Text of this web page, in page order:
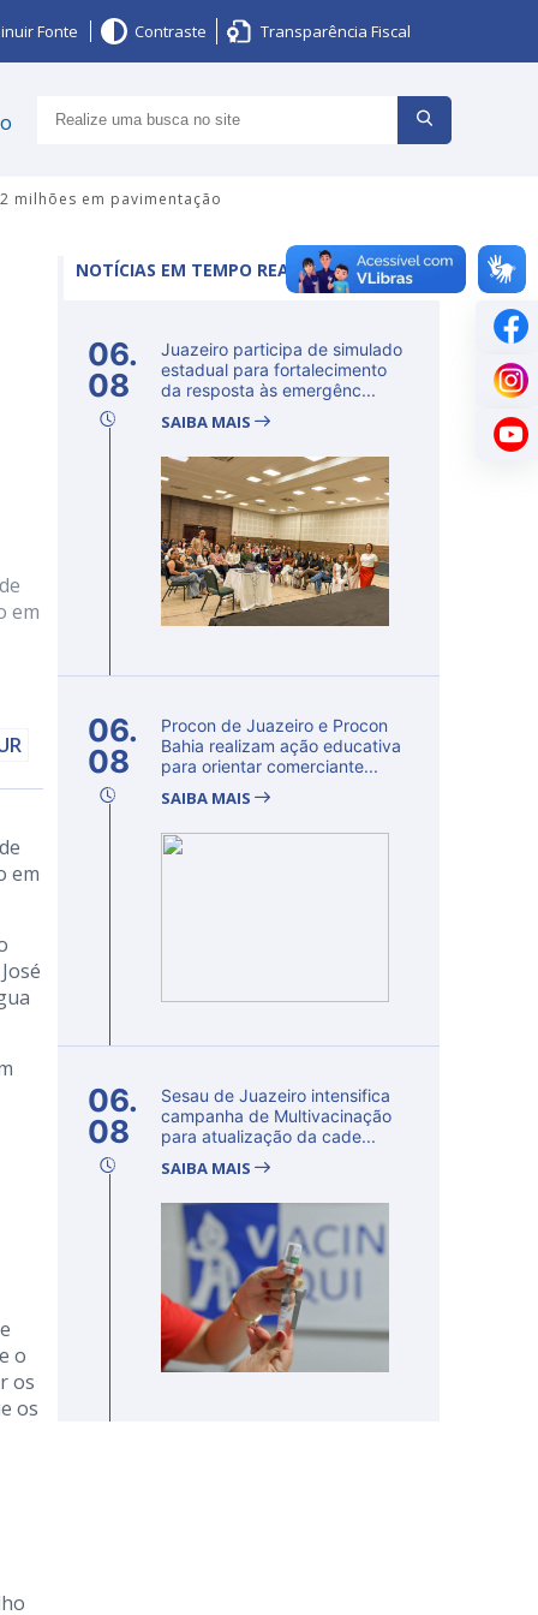
Fonte Contraste Transparência Fiscal
milhões em pavimentação
em
em
o
os
os
NOTÍCIAS EM TEMPO REAL
06.
08
Juazeiro participa de simulado
estadual para fortalecimento
da resposta às emergênc...
SAIBA MAIS
06.
08
Procon de Juazeiro e Procon
Bahia realizam ação educativa
para orientar comerciante...
SAIBA MAIS
06.
08
Sesau de Juazeiro intensifica
campanha de Multivacinação
para atualização da cade...
SAIBA MAIS